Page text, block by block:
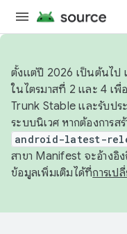
ตั้งแต่ปี 2026 เป็นต้นไป
ในไตรมาสที่ 2 และ 4 เ
Trunk Stable และรับปร
ระบบนิเวศ หากต้องการส
android-latest-
สาขา Manifest จะอ้างอิ
ข้อมูลเพิ่มเติมได้ที่การเป